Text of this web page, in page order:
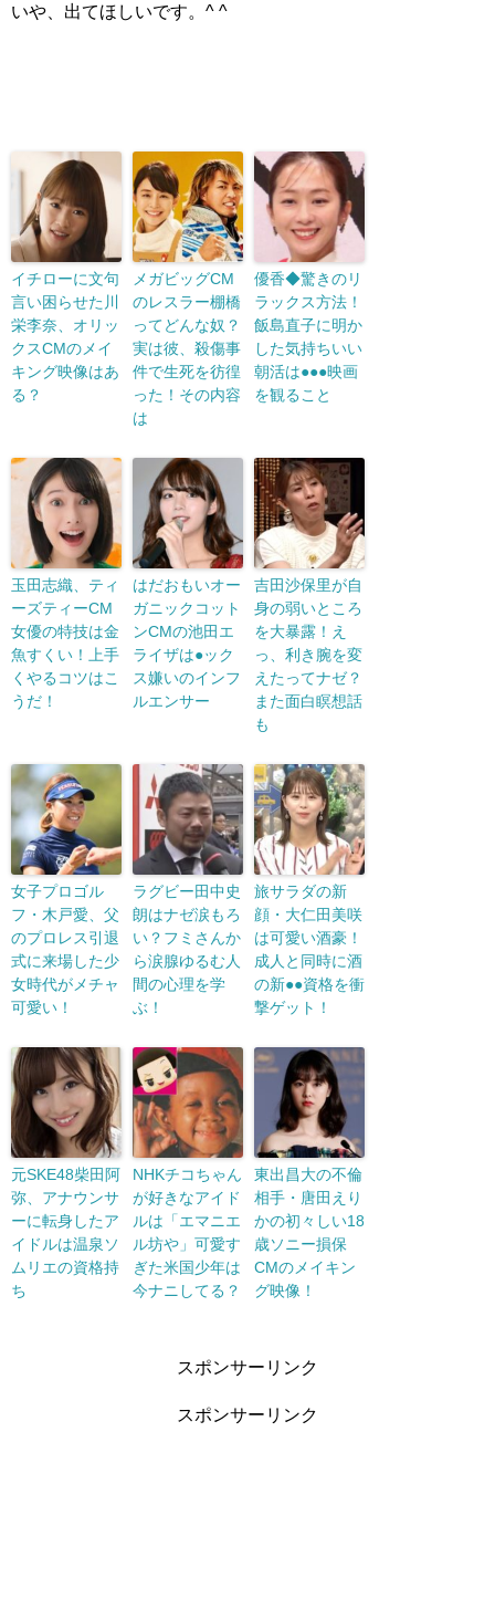
いや、出てほしいです。^ ^
イチローに文句
言い困らせた川
栄李奈、オリッ
クスCMのメイ
キング映像はあ
る？
メガビッグCM
のレスラー棚橋
ってどんな奴？
実は彼、殺傷事
件で生死を彷徨
った！その内容
は
優香◆驚きのリ
ラックス方法！
飯島直子に明か
した気持ちいい
朝活は●●●映画
を観ること
玉田志織、ティ
ーズティーCM
女優の特技は金
魚すくい！上手
くやるコツはこ
うだ！
はだおもいオー
ガニックコット
ンCMの池田エ
ライザは●ック
ス嫌いのインフ
ルエンサー
吉田沙保里が自
身の弱いところ
を大暴露！え
っ、利き腕を変
えたってナゼ？
また面白瞑想話
も
女子プロゴル
フ・木戸愛、父
のプロレス引退
式に来場した少
女時代がメチャ
可愛い！
ラグビー田中史
朗はナゼ涙もろ
い？フミさんか
ら涙腺ゆるむ人
間の心理を学
ぶ！
旅サラダの新
顔・大仁田美咲
は可愛い酒豪！
成人と同時に酒
の新●●資格を衝
撃ゲット！
元SKE48柴田阿
弥、アナウンサ
ーに転身したア
イドルは温泉ソ
ムリエの資格持
ち
NHKチコちゃん
が好きなアイド
ルは「エマニエ
ル坊や」可愛す
ぎた米国少年は
今ナニしてる？
東出昌大の不倫
相手・唐田えり
かの初々しい18
歳ソニー損保
CMのメイキン
グ映像！
スポンサーリンク
スポンサーリンク